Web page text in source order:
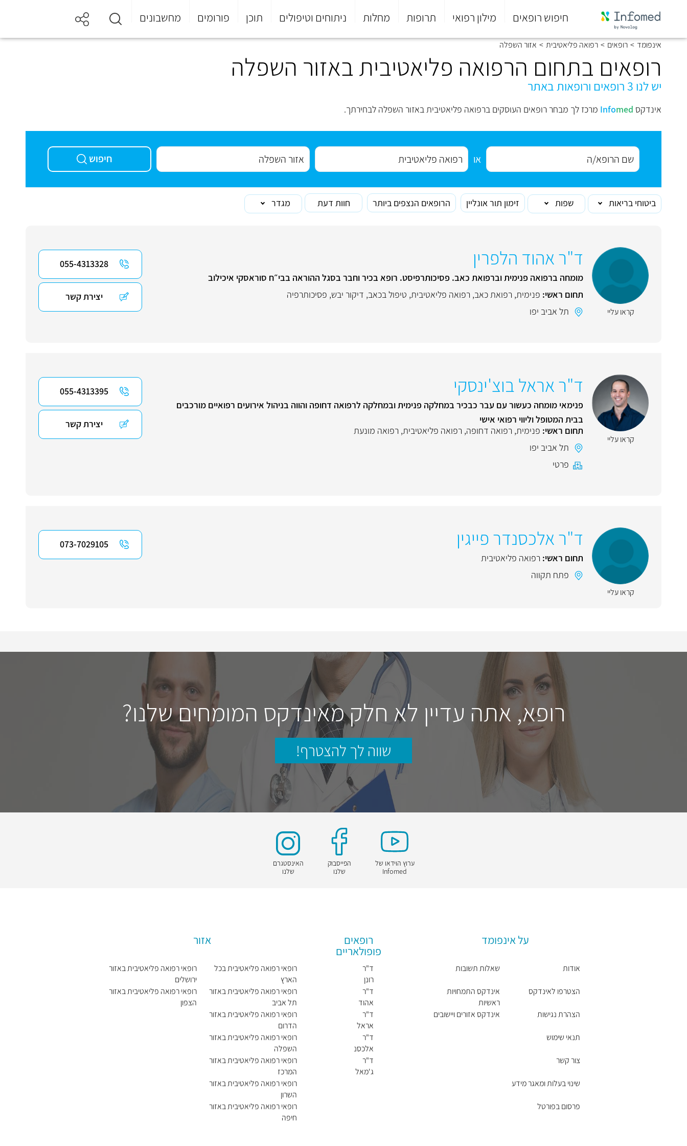
חיפוש רופאים מילון רפואי תרופות מחלות ניתוחים וטיפולים תוכן פורומים מחשבונים
סוף
התפריט
אינפומד > רופאים > רפואה פליאטיבית > אזור השפלה
רופאים בתחום הרפואה פליאטיבית באזור השפלה
יש לנו 3 רופאים ורופאות באתר
אינדקס Infomed מרכז לך מבחר רופאים העוסקים ברפואה פליאטיבית באזור השפלה לבחירתך.
או חיפוש
ביטוחי בריאות שפות זימון תור אונליין הרופאים הנצפים ביותר חוות דעת מגדר
קראו עליי
ד"ר אהוד הלפרין
מומחה ברפואה פנימית וברפואת כאב. פסיכותרפיסט. רופא בכיר וחבר בסגל ההוראה בבי״ח סוראסקי איכילוב
תחום ראשי: פנימית, רפואת כאב, רפואה פליאטיבית, טיפול בכאב, דיקור יבש, פסיכותרפיה
תל אביב יפו
055-4313328
יצירת קשר
קראו עליי
ד"ר אראל בוצ'ינסקי
פנימאי מומחה כעשור עם עבר כבכיר במחלקה פנימית ובמחלקה לרפואה דחופה והווה בניהול אירועים רפואיים מורכבים
בבית המטופל וליווי רפואי אישי
תחום ראשי: פנימית, רפואה דחופה, רפואה פליאטיבית, רפואה מונעת
תל אביב יפו
פרטי
055-4313395
יצירת קשר
קראו עליי
ד"ר אלכסנדר פייגין
תחום ראשי: רפואה פליאטיבית
פתח תקווה
073-7029105
רופא, אתה עדיין לא חלק מאינדקס המומחים שלנו?
שווה לך להצטרף!
ערוץ הוידאו של
Infomed
הפייסבוק
שלנו
האינסטגרם
שלנו
על אינפומד
אודות
הצטרפו לאינדקס
הצהרת נגישות
תנאי שימוש
צור קשר
שינוי בעלות ומאגר מידע
פרסום בפורטל
שאלות תשובות
אינדקס התמחויות
ראשיות
אינדקס אזורים ויישובים
רופאים
פופולאריים
ד"ר
רונן
ברנר
ד"ר
אהוד
הלפרין
ד"ר
אראל
בוצ'ינ
סקי
ד"ר
אלכסנ
דר
פייגין
ד"ר
ג'מאל
אזור
רופאי רפואה פליאטיבית בכל
הארץ
רופאי רפואה פליאטיבית באזור
תל אביב
רופאי רפואה פליאטיבית באזור
הדרום
רופאי רפואה פליאטיבית באזור
השפלה
רופאי רפואה פליאטיבית באזור
המרכז
רופאי רפואה פליאטיבית באזור
השרון
רופאי רפואה פליאטיבית באזור
חיפה
רופאי רפואה פליאטיבית באזור
ירושלים
רופאי רפואה פליאטיבית באזור
הצפון